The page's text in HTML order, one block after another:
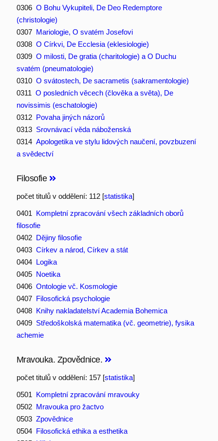
0306 O Bohu Vykupiteli, De Deo Redemptore
(christologie)
0307 Mariologie, O svatém Josefovi
0308 O Církvi, De Ecclesia (eklesiologie)
0309 O milosti, De gratia (charitologie) a O Duchu
svatém (pneumatologie)
0310 O svátostech, De sacrametis (sakramentologie)
0311 O posledních věcech (člověka a světa), De
novissimis (eschatologie)
0312 Povaha jiných názorů
0313 Srovnávací věda náboženská
0314 Apologetika ve stylu lidových naučení, povzbuzení
a svědectví
Filosofie
počet titulů v oddělení: 112 [statistika]
0401 Kompletní zpracování všech základních oborů
filosofie
0402 Dějiny filosofie
0403 Církev a národ, Církev a stát
0404 Logika
0405 Noetika
0406 Ontologie vč. Kosmologie
0407 Filosofická psychologie
0408 Knihy nakladatelství Academia Bohemica
0409 Středoškolská matematika (vč. geometrie), fysika
achemie
Mravouka. Zpovědnice.
počet titulů v oddělení: 157 [statistika]
0501 Kompletní zpracování mravouky
0502 Mravouka pro žactvo
0503 Zpovědnice
0504 Filosofická ethika a esthetika